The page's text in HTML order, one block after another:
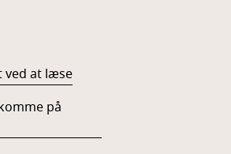
ved at læse
på